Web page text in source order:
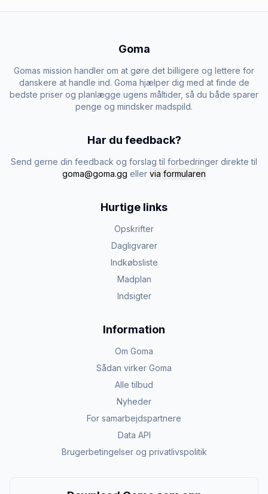
Goma
Gomas mission handler om at gøre det billigere og lettere for
danskere at handle ind. Goma hjælper dig med at finde de
bedste priser og planlægge ugens måltider, så du både sparer
penge og mindsker madspild.
Har du feedback?
Send gerne din feedback og forslag til forbedringer direkte til
goma@goma.gg eller via formularen
Hurtige links
Opskrifter
Dagligvarer
Indkøbsliste
Madplan
Indsigter
Information
Om Goma
Sådan virker Goma
Alle tilbud
Nyheder
For samarbejdspartnere
Data API
Brugerbetingelser og privatlivspolitik